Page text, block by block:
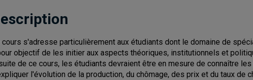
cours s'adresse particulièrement aux étudiants dont le domaine de
objectif de les initier aux aspects théoriques, institutionnels et
de ce cours, les étudiants devraient être en mesure de connaître
l'évolution de la production, du chômage, des prix et du taux de